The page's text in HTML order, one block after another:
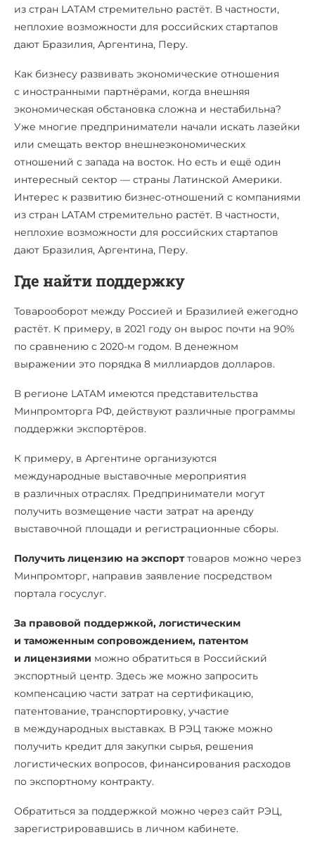
из стран LATAM стремительно растёт. В частности,
неплохие возможности для российских стартапов
дают Бразилия, Аргентина, Перу.
Как бизнесу развивать экономические отношения
с иностранными партнёрами, когда внешняя
экономическая обстановка сложна и нестабильна?
Уже многие предприниматели начали искать лазейки
или смещать вектор внешнеэкономических
отношений с запада на восток. Но есть и ещё один
интересный сектор — страны Латинской Америки.
Интерес к развитию бизнес-отношений с компаниями
из стран LATAM стремительно растёт. В частности,
неплохие возможности для российских стартапов
дают Бразилия, Аргентина, Перу.
Где найти поддержку
Товарооборот между Россией и Бразилией ежегодно
растёт. К примеру, в 2021 году он вырос почти на 90%
по сравнению с 2020-м годом. В денежном
выражении это порядка 8 миллиардов долларов.
В регионе LATAM имеются представительства
Минпромторга РФ, действуют различные программы
поддержки экспортёров.
К примеру, в Аргентине организуются
международные выставочные мероприятия
в различных отраслях. Предприниматели могут
получить возмещение части затрат на аренду
выставочной площади и регистрационные сборы.
Получить лицензию на экспорттоваров можно через
Минпромторг, направив заявление посредством
портала госуслуг.
За правовой поддержкой, логистическим
и таможенным сопровождением, патентом
и лицензиями можно обратиться в Российский
экспортный центр. Здесь же можно запросить
компенсацию части затрат на сертификацию,
патентование, транспортировку, участие
в международных выставках. В РЭЦ также можно
получить кредит для закупки сырья, решения
логистических вопросов, финансирования расходов
по экспортному контракту.
Обратиться за поддержкой можно через сайт РЭЦ,
зарегистрировавшись в личном кабинете.